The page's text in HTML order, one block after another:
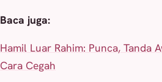
Baca juga:
Hamil Luar Rahim: Punca, Tanda
Cara Cegah